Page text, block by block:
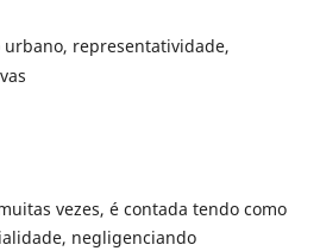
urbano, representatividade,
vezes, é contada tendo como
negligenciando